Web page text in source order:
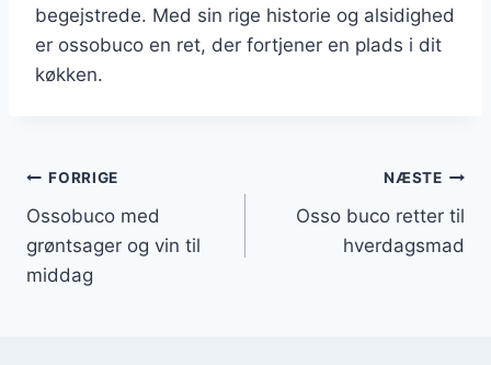
begejstrede. Med sin rige historie og alsidighed
er ossobuco en ret, der fortjener en plads i dit
køkken.
Indlægsnavigation
FORRIGE
Ossobuco med
grøntsager og vin til
middag
NÆSTE
Osso buco retter til
hverdagsmad